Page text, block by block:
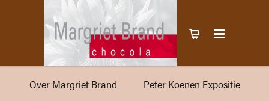
Over Margriet Brand Peter Koenen Expositie